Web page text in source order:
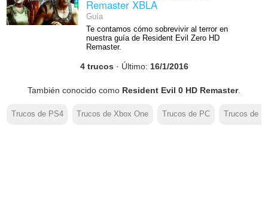
Remaster XBLA
Guía
Te contamos cómo sobrevivir al terror en
nuestra guía de Resident Evil Zero HD
Remaster.
4 trucos · Último: 16/1/2016
También conocido como Resident Evil 0 HD Remaster.
Trucos de PS4 Trucos de Xbox One Trucos de PC Trucos de